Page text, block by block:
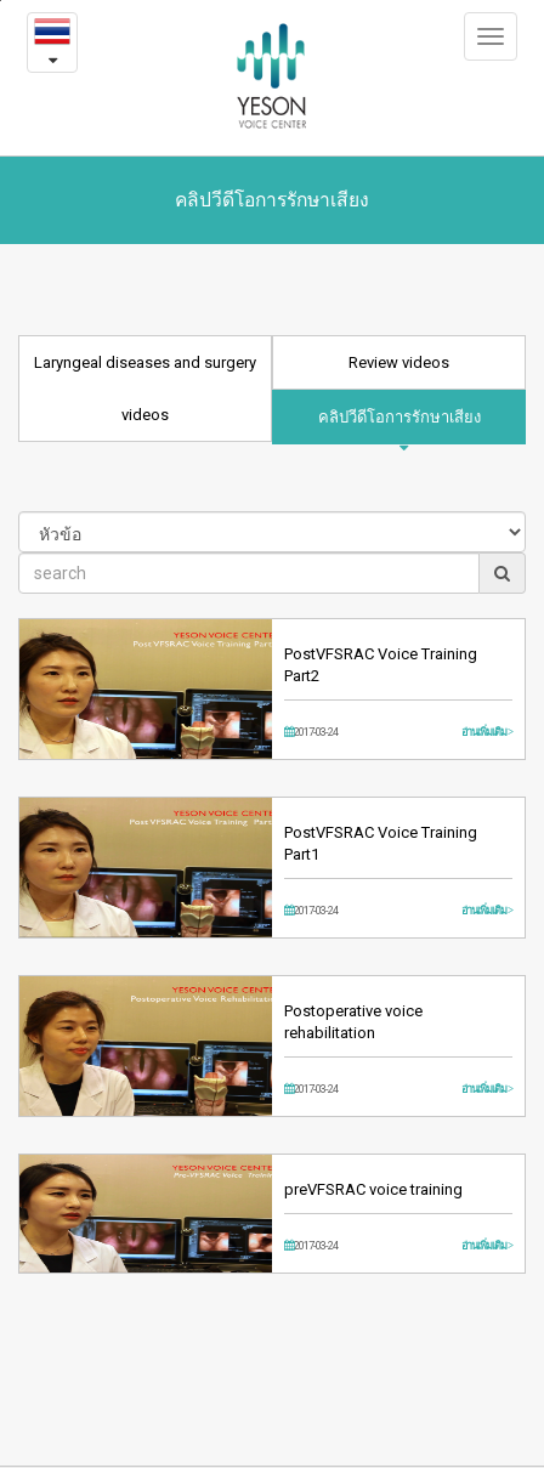
Laryngeal
diseases
surgery
Toggle
คลิปวีดีโอการรักษาเสียง
Laryngeal diseases and surgery
videos
Review videos
คลิปวีดีโอการรักษาเสียง
PostVFSRAC Voice Training
Part2
2017-03-24 อ่านเพิ่มเติม >
PostVFSRAC Voice Training
Part1
2017-03-24 อ่านเพิ่มเติม >
Postoperative voice
rehabilitation
2017-03-24 อ่านเพิ่มเติม >
preVFSRAC voice training
2017-03-24 อ่านเพิ่มเติม >